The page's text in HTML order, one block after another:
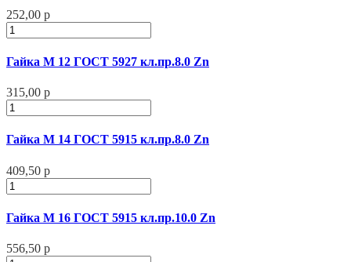
252,00 р
Гайка М 12 ГОСТ 5927 кл.пр.8.0 Zn
315,00 р
Гайка М 14 ГОСТ 5915 кл.пр.8.0 Zn
409,50 р
Гайка М 16 ГОСТ 5915 кл.пр.10.0 Zn
556,50 р